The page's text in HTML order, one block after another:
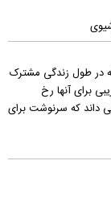
در طول زندگی مشترک
برای آنها رخ
داند که سرنوشت برای